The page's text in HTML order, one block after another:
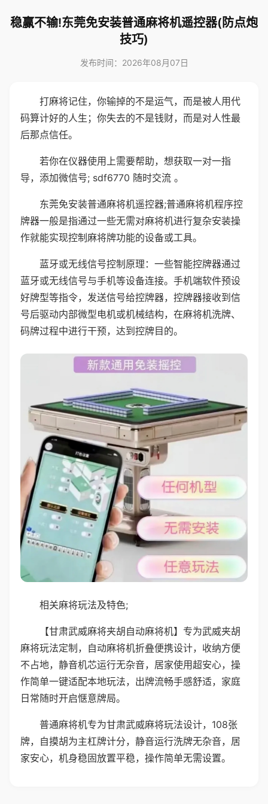
稳赢不输!东莞免安装普通麻将机遥控器(防点炮
技巧)
发布时间：2026年08月07日
打麻将记住，你输掉的不是运气，而是被人用代
码算计好的人生；你失去的不是钱财，而是对人性最
后那点信任。
若你在仪器使用上需要帮助，想获取一对一指
导，添加微信号; sdf6770 随时交流 。
东莞免安装普通麻将机遥控器;普通麻将机程序控
牌器一般是指通过一些无需对麻将机进行复杂安装操
作就能实现控制麻将牌功能的设备或工具。
蓝牙或无线信号控制原理：一些智能控牌器通过
蓝牙或无线信号与手机等设备连接。手机端软件预设
好牌型等指令，发送信号给控牌器，控牌器接收到信
号后驱动内部微型电机或机械结构，在麻将机洗牌、
码牌过程中进行干预，达到控牌目的。
相关麻将玩法及特色;
【甘肃武威麻将夹胡自动麻将机】专为武威夹胡
麻将玩法定制，自动麻将机折叠便携设计，收纳方便
不占地，静音机芯运行无杂音，居家使用超安心，操
作简单一键适配本地玩法，出牌流畅手感舒适，家庭
日常随时开启惬意牌局。
普通麻将机专为甘肃武威麻将玩法设计，108张
牌，自摸胡为主杠牌计分，静音运行洗牌无杂音，居
家安心，机身稳固放置平稳，操作简单无需设置。